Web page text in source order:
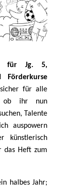
für Jg. 5,
Förderkurse
für alle
ob ihr nun
Talente
auspowern
künstlerisch
das Heft zum
halbes Jahr;